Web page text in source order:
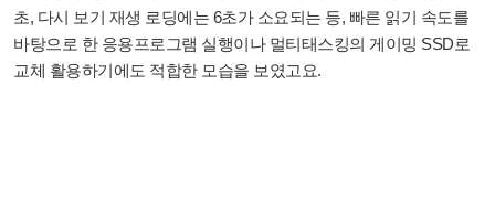
초, 다시 보기 재생 로딩에는 6초가 소요되는 등, 빠른 읽기 속도를
바탕으로 한 응용프로그램 실행이나 멀티태스킹의 게이밍 SSD로
교체 활용하기에도 적합한 모습을 보였고요.